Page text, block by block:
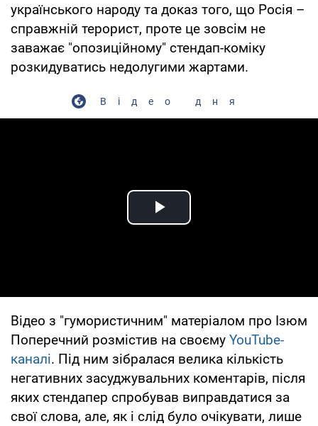
українського народу та доказ того, що Росія –
справжній терорист, проте це зовсім не
заважає "опозиційному" стендап-коміку
розкидуватись недолугими жартами.
Відео дня
Play Video
Відео з "гумористичним" матеріалом про Ізюм
Поперечний розмістив на своєму YouTube-
каналі. Під ним зібралася велика кількість
негативних засуджувальних коментарів, після
яких стендапер спробував виправдатися за
свої слова, але, як і слід було очікувати, лише